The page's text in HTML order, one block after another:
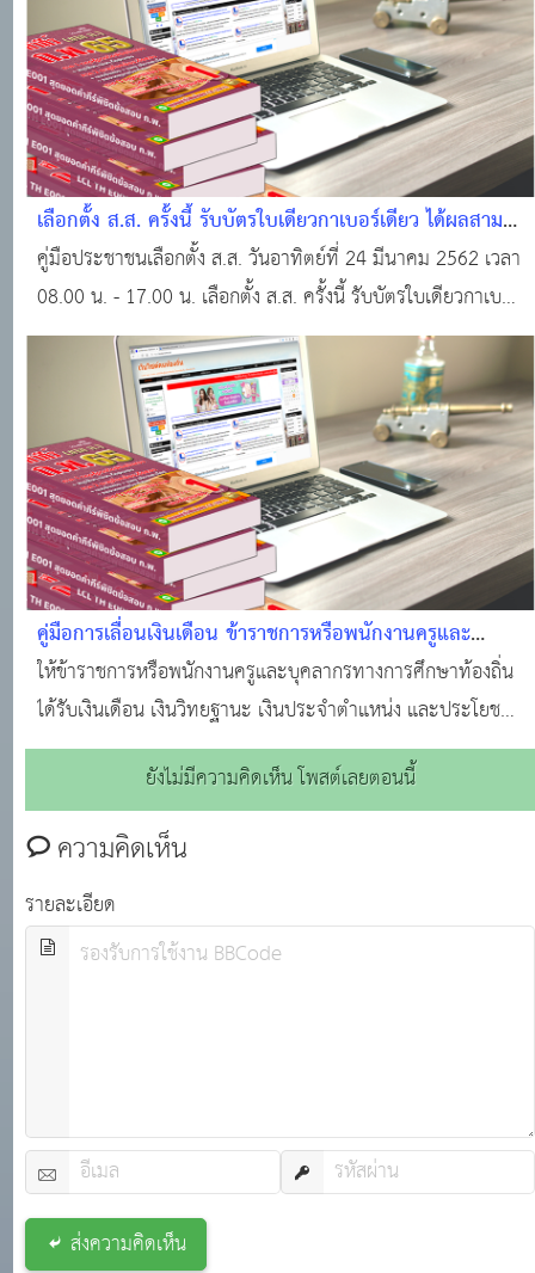
เลือกตั้ง ส.ส. ครั้งนี้ รับบัตรใบเดียวกาเบอร์เดียว ได้ผลสาม
อย่าง
คู่มือประชาชนเลือกตั้ง ส.ส. วันอาทิตย์ที่ 24 มีนาคม 2562 เวลา
08.00 น. - 17.00 น. เลือกตั้ง ส.ส. ครั้งนี้ รับบัตรใบเดียวกาเบอร์
เดียว ได้ผลสามอย่าง
คู่มือการเลื่อนเงินเดือน ข้าราชการหรือพนักงานครูและ
บุคลากรทางการศึกษาสังกัดองค์กรปกครองส่วนท้องถิ่น
ให้ข้าราชการหรือพนักงานครูและบุคลากรทางการศึกษาท้องถิ่น
ได้รับเงินเดือน เงินวิทยฐานะ เงินประจำตำแหน่ง และประโยชน์
ตอบแทนอื่น ตามกฎหมายว่าด้วยเงินเดือน เงินวิทยฐานะ และ
เงินประจำตำแหน่งข้าราชการครูและบุคลากรทางการศึกษา
ประกอบกับมาตรฐานทั่วไปเกี่ยวกับการเลื่อน
ยังไม่มีความคิดเห็น โพสต์เลยตอนนี้
ความคิดเห็น
รายละเอียด
ส่งความคิดเห็น